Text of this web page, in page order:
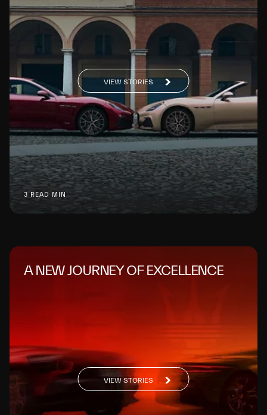
3 READ MIN
VIEW STORIES
A NEW JOURNEY OF EXCELLENCE
VIEW STORIES